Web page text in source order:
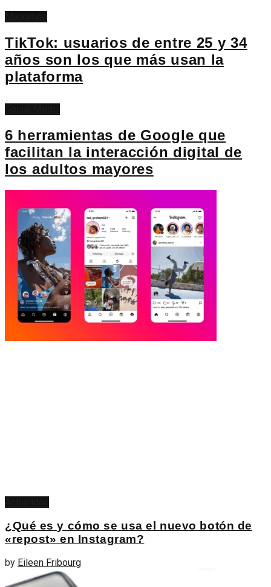
TikTok: usuarios de entre 25 y 34
años son los que más usan la
plataforma
6 herramientas de Google que
facilitan la interacción digital de
los adultos mayores
¿Qué es y cómo se usa el nuevo botón de
«repost» en Instagram?
by Eileen Fribourg